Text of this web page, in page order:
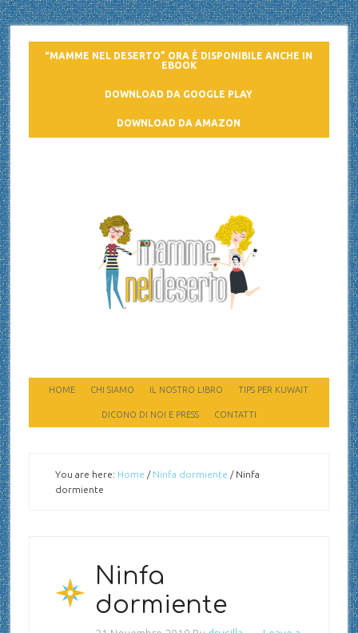
“MAMME NEL DESERTO” ORA È DISPONIBILE ANCHE IN
EBOOK
DOWNLOAD DA GOOGLE PLAY
DOWNLOAD DA AMAZON
HOME CHI SIAMO IL NOSTRO LIBRO TIPS PER KUWAIT
DICONO DI NOI E PRESS CONTATTI
You are here: Home / Ninfa dormiente /Ninfa
dormiente
Ninfa
dormiente